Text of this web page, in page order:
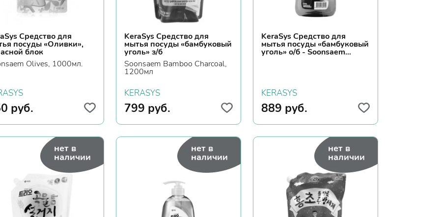
Средство для
посуды «Oливки»,
блок
Olives, 1000мл.
руб.
KeraSys Средство для
мытья посуды «бамбуковый
уголь» з/б
Soonsaem Bamboo Charcoal,
1200мл
KERASYS
799 руб.
KeraSys Средство для
мытья посуды «бамбуковый
уголь» о/б - Soonsaem
KERASYS
889 руб.
нет в
наличии
нет в
наличии
нет в
наличии